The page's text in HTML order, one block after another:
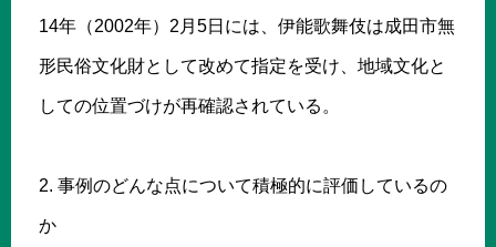
14年（2002年）2月5日には、伊能歌舞伎は成田市無
形民俗文化財として改めて指定を受け、地域文化と
しての位置づけが再確認されている。
2. 事例のどんな点について積極的に評価しているの
か